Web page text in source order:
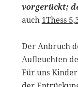
vorgerückt;
auch 1Thess
Der Anbruch
Aufleuchten
Für uns